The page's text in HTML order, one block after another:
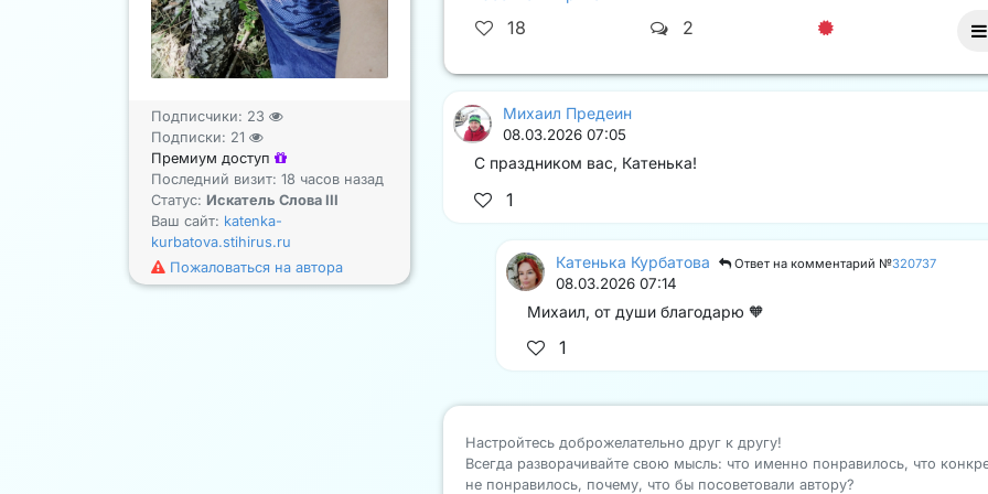
Подписчики: 23
Подписки: 21
Премиум доступ
Последний визит: 18 часов назад
Статус: Искатель Слова III
Ваш сайт: katenka-
kurbatova.stihirus.ru
Пожаловаться на автора
18 2
Михаил Предеин
08.03.2026 07:05
С праздником вас, Катенька!
1
Катенька Курбатова Ответ на комментарий №320737
08.03.2026 07:14
Михаил, от души благодарю 🧡
1
Настройтесь доброжелательно друг к другу!
Всегда разворачивайте свою мысль: что именно понравилось, что
не понравилось, почему, что бы посоветовали автору?